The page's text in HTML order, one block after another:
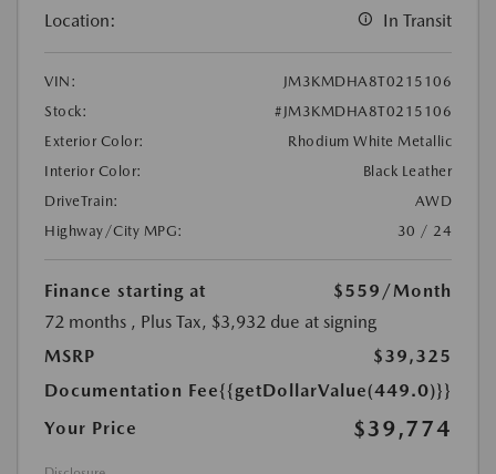
Location: In Transit
VIN:
JM3KMDHA8T0215106
Stock:
#JM3KMDHA8T0215106
Exterior Color:
Rhodium White Metallic
Interior Color:
Black Leather
DriveTrain:
AWD
Highway/City MPG:
30 / 24
Finance starting at $559 /Month
72 months , Plus Tax, $3,932 due at signing
MSRP
$39,325
Documentation Fee{{getDollarValue(449.0)}}
Your Price
$39,774